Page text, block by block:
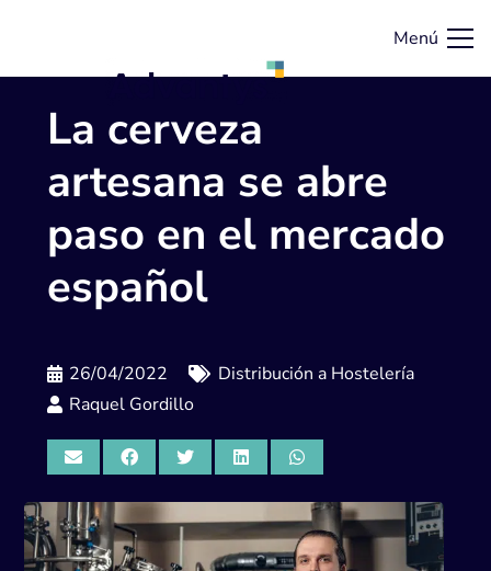
Menú
La cerveza
artesana se abre
paso en el mercado
español
26/04/2022
Distribución a Hostelería
Raquel Gordillo